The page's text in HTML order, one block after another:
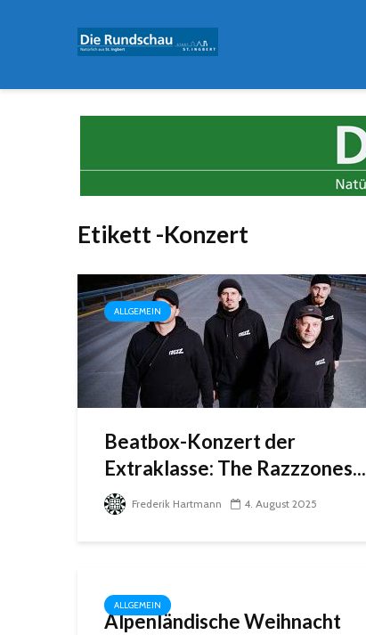
Etikett -Konzert
ALLGEMEIN
Beatbox-Konzert der
Extraklasse: The Razzzones...
Frederik Hartmann 4. August 2025
ALLGEMEIN
Alpenländische Weihnacht